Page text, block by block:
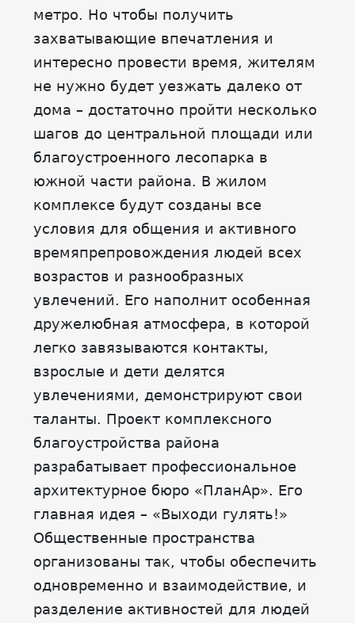
метро. Но чтобы получить
захватывающие впечатления и
интересно провести время, жителям
не нужно будет уезжать далеко от
дома – достаточно пройти несколько
шагов до центральной площади или
благоустроенного лесопарка в
южной части района. В жилом
комплексе будут созданы все
условия для общения и активного
времяпрепровождения людей всех
возрастов и разнообразных
увлечений. Его наполнит особенная
дружелюбная атмосфера, в которой
легко завязываются контакты,
взрослые и дети делятся
увлечениями, демонстрируют свои
таланты. Проект комплексного
благоустройства района
разрабатывает профессиональное
архитектурное бюро «ПланАр». Его
главная идея – «Выходи гулять!»
Общественные пространства
организованы так, чтобы обеспечить
одновременно и взаимодействие, и
разделение активностей для людей